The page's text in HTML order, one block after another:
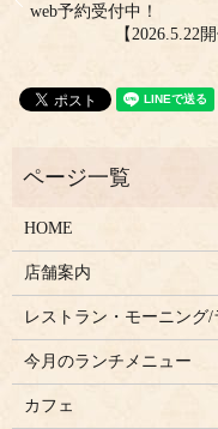
web予約受付中！
【2026.5.22
HOME
店舗案内
レストラン・モーニング/
今月のランチメニュー
カフェ